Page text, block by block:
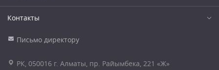
Контакты
Письмо директору
РК, 050016 г. Алматы, пр. Райымбека, 221 «Ж»